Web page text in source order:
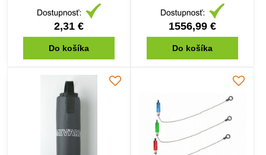
2,31 €
Do košíka
1556,99 €
Do košíka